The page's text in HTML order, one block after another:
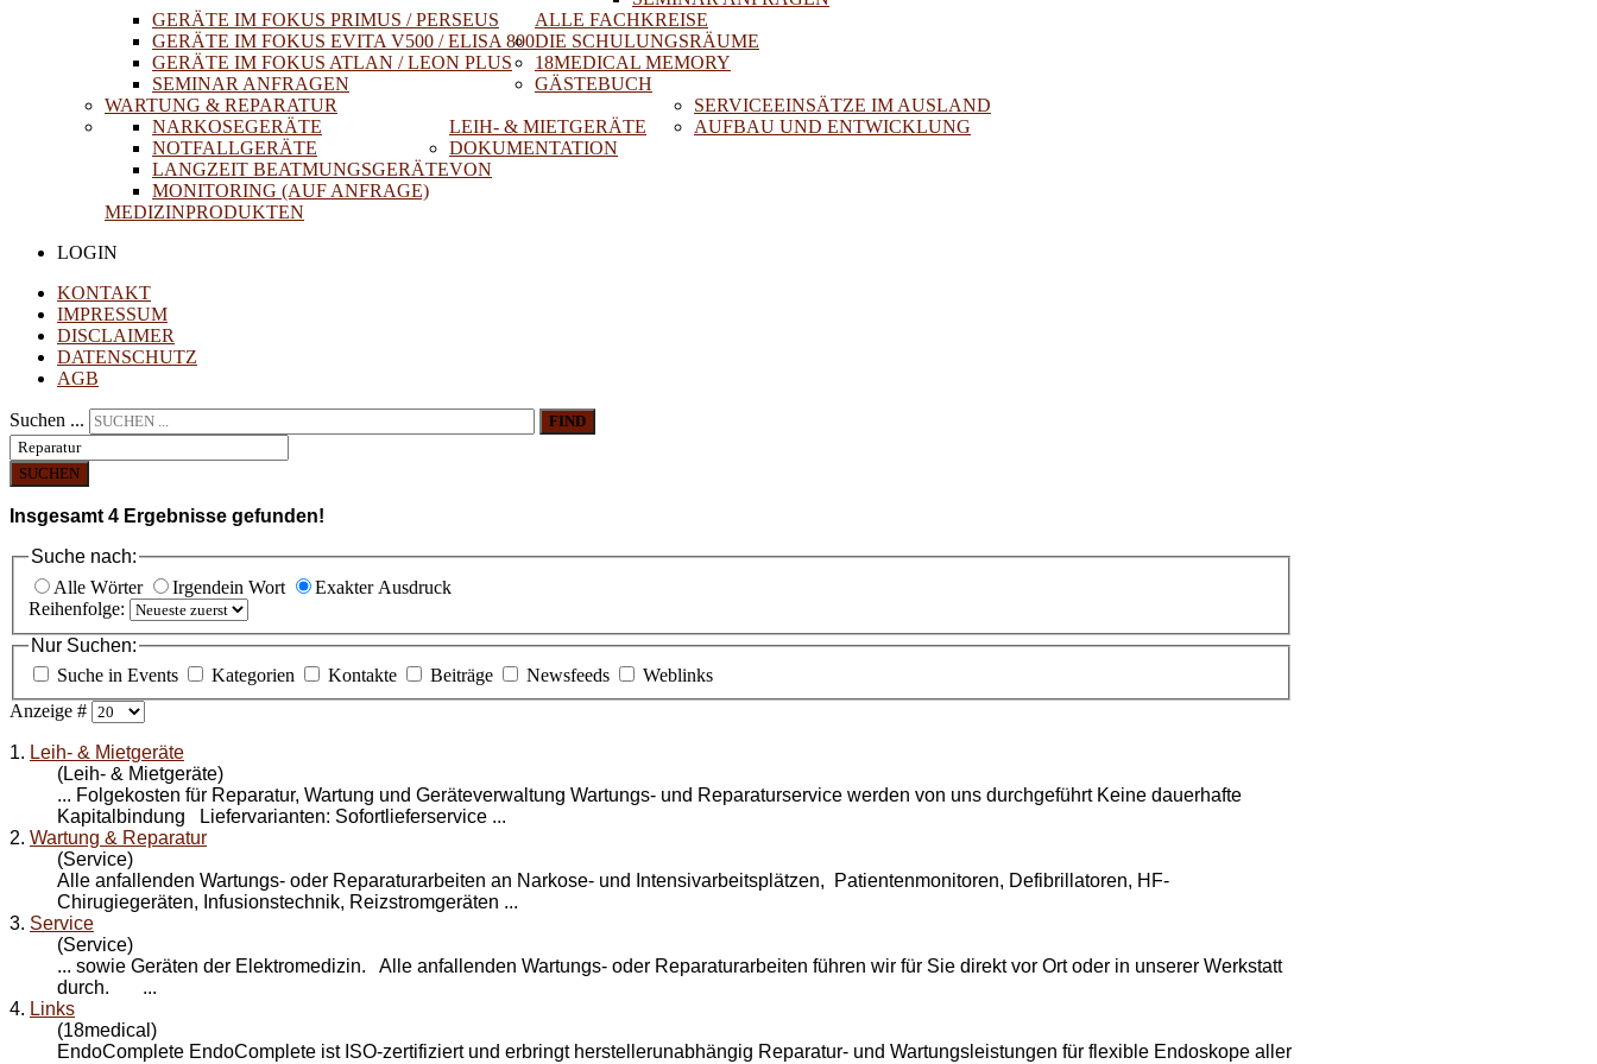
ALLE FACHKREISE
GERÄTE IM FOKUS PRIMUS / PERSEUS
GERÄTE IM FOKUS EVITA V500 / ELISA 800
GERÄTE IM FOKUS ATLAN / LEON PLUS
SEMINAR ANFRAGEN
DIE SCHULUNGSRÄUME
18MEDICAL MEMORY
GÄSTEBUCH
WARTUNG & REPARATUR
LEIH- & MIETGERÄTE
NARKOSEGERÄTE
NOTFALLGERÄTE
LANGZEIT BEATMUNGSGERÄTE
MONITORING (AUF ANFRAGE)
DOKUMENTATION
VON
MEDIZINPRODUKTEN
SERVICEEINSÄTZE IM AUSLAND
AUFBAU UND ENTWICKLUNG
LOGIN
KONTAKT
IMPRESSUM
DISCLAIMER
DATENSCHUTZ
AGB
Suchen ... FIND
SUCHEN
Insgesamt 4 Ergebnisse gefunden!
Suche nach:
Alle Wörter
Irgendein Wort
Exakter Ausdruck
Reihenfolge:
Nur Suchen:
Suche in Events
Kategorien Kontakte Beiträge Newsfeeds
Weblinks
Anzeige #
1. Leih- & Mietgeräte
(Leih- & Mietgeräte)
... Folgekosten für Reparatur, Wartung und Geräteverwaltung Wartungs- und Reparaturservice werden von uns durchgeführt Keine dauerhafte
Kapitalbindung Liefervarianten: Sofortlieferservice ...
2. Wartung & Reparatur
(Service)
Alle anfallenden Wartungs- oder Reparaturarbeiten an Narkose- und Intensivarbeitsplätzen, Patientenmonitoren, Defibrillatoren, HF-
Chirugiegeräten, Infusionstechnik, Reizstromgeräten ...
3. Service
(Service)
... sowie Geräten der Elektromedizin. Alle anfallenden Wartungs- oder Reparaturarbeiten führen wir für Sie direkt vor Ort oder in unserer Werkstatt
durch. ...
4. Links
(18medical)
EndoComplete EndoComplete ist ISO-zertifiziert und erbringt herstellerunabhängig Reparatur- und Wartungsleistungen für flexible Endoskope aller